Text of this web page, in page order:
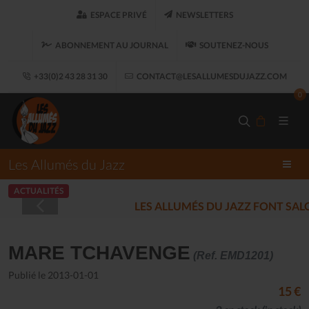
ESPACE PRIVÉ NEWSLETTERS
ABONNEMENT AU JOURNAL SOUTENEZ-NOUS
+33(0)2 43 28 31 30 CONTACT@LESALLUMESDUJAZZ.COM
0
Les Allumés du Jazz
ACTUALITÉS
LES ALLUMÉS DU JAZZ FONT SALON, LE
MARE TCHAVENGE (Ref. EMD1201)
Publié le 2013-01-01
15 €